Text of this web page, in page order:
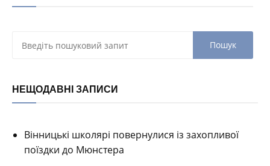
НЕЩОДАВНІ ЗАПИСИ
Вінницькі школярі повернулися із захопливої
поїздки до Мюнстера